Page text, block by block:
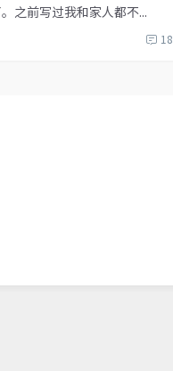
之前写过我和家人都不...
18